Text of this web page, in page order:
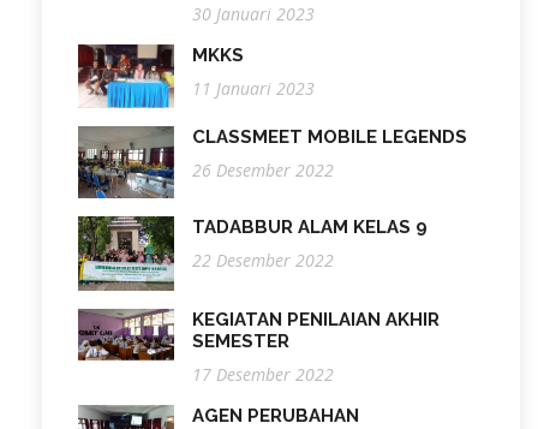
30 Januari 2023
MKKS
11 Januari 2023
CLASSMEET MOBILE LEGENDS
26 Desember 2022
TADABBUR ALAM KELAS 9
22 Desember 2022
KEGIATAN PENILAIAN AKHIR
SEMESTER
17 Desember 2022
AGEN PERUBAHAN